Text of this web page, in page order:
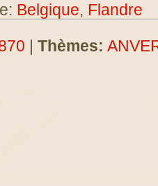
Belgique, Flandre
| Thèmes: